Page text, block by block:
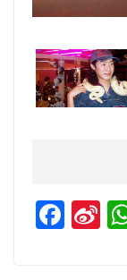
F Si